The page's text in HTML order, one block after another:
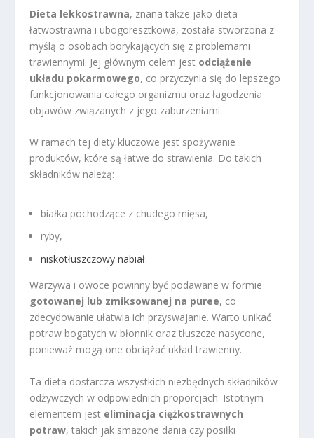
Dieta lekkostrawna, znana także jako dieta
łatwostrawna i ubogoresztkowa, została stworzona z
myślą o osobach borykających się z problemami
trawiennymi. Jej głównym celem jest odciążenie
układu pokarmowego, co przyczynia się do lepszego
funkcjonowania całego organizmu oraz łagodzenia
objawów związanych z jego zaburzeniami.
W ramach tej diety kluczowe jest spożywanie
produktów, które są łatwe do strawienia. Do takich
składników należą:
białka pochodzące z chudego mięsa,
ryby,
niskotłuszczowy nabiał.
Warzywa i owoce powinny być podawane w formie
gotowanej lub zmiksowanej na puree, co
zdecydowanie ułatwia ich przyswajanie. Warto unikać
potraw bogatych w błonnik oraz tłuszcze nasycone,
ponieważ mogą one obciążać układ trawienny.
Ta dieta dostarcza wszystkich niezbędnych składników
odżywczych w odpowiednich proporcjach. Istotnym
elementem jest eliminacja ciężkostrawnych
potraw, takich jak smażone dania czy posiłki